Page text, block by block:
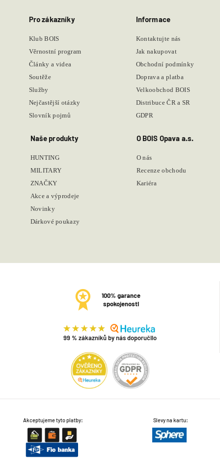
Pro zákazníky
Klub BOIS
Věrnostní program
Články a videa
Soutěže
Služby
Nejčastější otázky
Slovník pojmů
Informace
Kontaktujte nás
Jak nakupovat
Obchodní podmínky
Doprava a platba
Velkoobchod BOIS
Distribuce ČR a SR
GDPR
Naše produkty
HUNTING
MILITARY
ZNAČKY
Akce a výprodeje
Novinky
Dárkové poukazy
O BOIS Opava a.s.
O nás
Recenze obchodu
Kariéra
100% garance
spokojenosti
99 % zákazníků by nás doporučilo
Akceptujeme tyto platby: Slevy na kartu: